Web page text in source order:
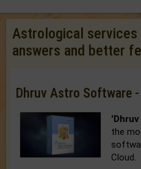
Astrological
answers and better
Dhruv Astro Software -
the
Cloud.